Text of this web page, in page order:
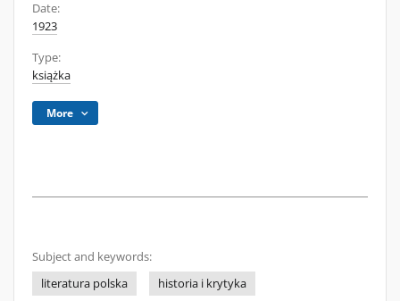
Date:
1923
Type:
książka
More
Subject and keywords:
literatura polska
historia i krytyka